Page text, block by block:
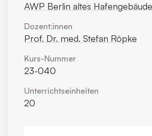
AWP Berlin altes
Dozent:innen
Prof. Dr. med. Stefan Röpke
Kurs-Nummer
23-040
Unterrichts­einheiten
20